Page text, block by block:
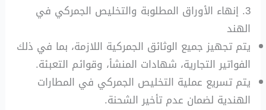
3. إنهاء الأوراق المطلوبة والتخليص الجمركي في
الهند
يتم تجهيز جميع الوثائق الجمركية اللازمة، بما في ذلك
الفواتير التجارية، شهادات المنشأ، وقوائم التعبئة.
يتم تسريع عملية التخليص الجمركي في المطارات
الهندية لضمان عدم تأخير الشحنة.